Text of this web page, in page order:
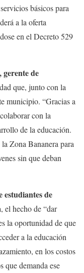
básicos para
a la oferta
en el Decreto 529
de
que, junto con la
municipio. “Gracias a
con la
de la educación.
Zona Bananera para
sin que deban
estudiantes de
, el hecho de “dar
la oportunidad de que
a la educación
en los costos
que demanda ese